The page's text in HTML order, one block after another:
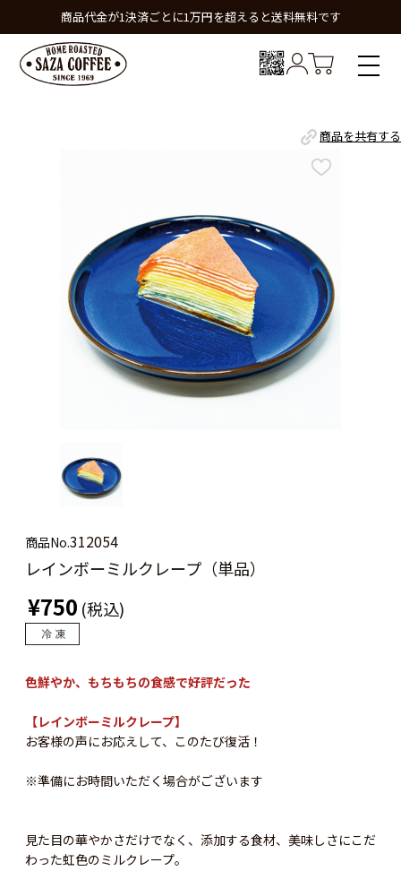
商品代金が1決済ごとに1万円を超えると送料無料です
商品を共有する
商品No.312054
レインボーミルクレープ（単品）
¥750 (税込)
色鮮やか、もちもちの食感で好評だった
【レインボーミルクレープ】
お客様の声にお応えして、このたび復活！
※準備にお時間いただく場合がございます
見た目の華やかさだけでなく、添加する食材、美味しさにこだ
わった虹色のミルクレープ。